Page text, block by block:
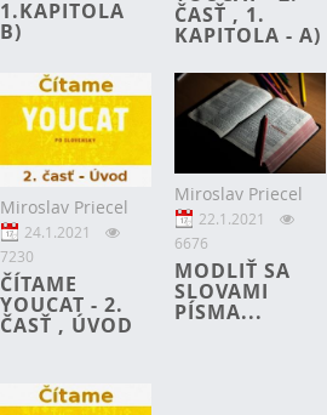
1.KAPITOLA
B)
ČASŤ , 1.
KAPITOLA - A)
Miroslav Priecel
24.1.2021
7230
ČÍTAME
YOUCAT - 2.
ČASŤ , ÚVOD
Miroslav Priecel
22.1.2021
6676
MODLIŤ SA
SLOVAMI
PÍSMA...